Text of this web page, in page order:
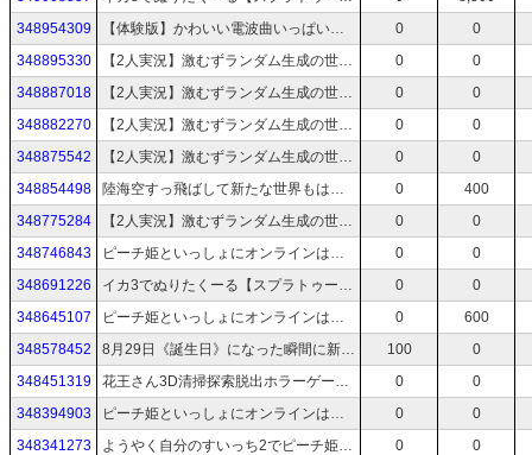
348954309
【体験版】かわいい電波曲いっぱいの音ゲー！！！！！【ゆんゆん電波シンドローム】 0
0
348895330
【2人実況】激むずランダム生成の世界を協力して進む探検家ふたり【Spelunky 2】Part Final 0
0
348887018
【2人実況】激むずランダム生成の世界を協力して進む探検家ふたり【Spelunky 2】Part 9 0
0
348882270
【2人実況】激むずランダム生成の世界を協力して進む探検家ふたり【Spelunky 2】Part 8 0
0
348875542
【2人実況】激むずランダム生成の世界を協力して進む探検家ふたり【Spelunky 2】Part 7 0
0
348854498
陸海空すっ飛ばして新たな世界もはしるよおおおおおおおおおお【ソニックレーシング クロスワールド】 0
400
348775284
【2人実況】激むずランダム生成の世界を協力して進む探検家ふたり【Spelunky 2】Part 6 0
0
348746843
ピーチ姫といっしょにオンラインはしるよおおおおおおおおおお【マリオカート ワールド】 0
0
348691226
イカ3でぬりたくーる【スプラトゥーン3】 0
0
348645107
ピーチ姫といっしょにオンラインはしるよおおおおおおおおおお【マリオカート ワールド】 0
600
348578452
8月29日《誕生日》になった瞬間に新衣装おひろめ【バーチャルキャスト】 100
0
348451319
花王さん3D清掃探索脱出ホラーゲームってどういうことですか【しずかなおそうじ】 0
0
348394903
ピーチ姫といっしょにオンラインはしるよおおおおおおおおおお【マリオカート ワールド】 0
0
348341273
ようやく自分のすいっち2でピーチ姫を拝めるってものですわ【マリオカート ワールド】 0
0